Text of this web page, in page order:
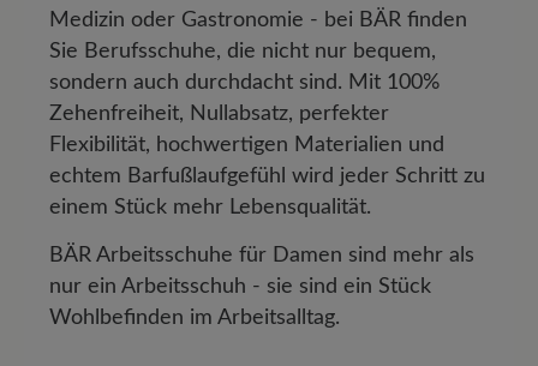
Medizin oder Gastronomie - bei BÄR finden
Sie Berufsschuhe, die nicht nur bequem,
sondern auch durchdacht sind. Mit 100%
Zehenfreiheit, Nullabsatz, perfekter
Flexibilität, hochwertigen Materialien und
echtem Barfußlaufgefühl wird jeder Schritt zu
einem Stück mehr Lebensqualität.
BÄR Arbeitsschuhe für Damen sind mehr als
nur ein Arbeitsschuh - sie sind ein Stück
Wohlbefinden im Arbeitsalltag.